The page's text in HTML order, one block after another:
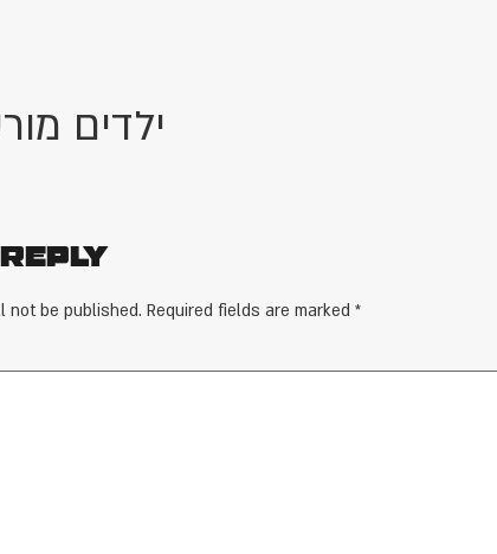
ילדים
not be published. Required fields are marked *